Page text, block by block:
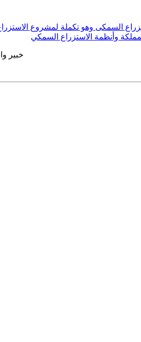
السمكى وهو تكملة لمشروع
وأنظمة الاستزراع السمكي
خبير